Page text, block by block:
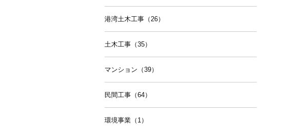
港湾土木工事（26）
土木工事（35）
マンション（39）
民間工事（64）
環境事業（1）